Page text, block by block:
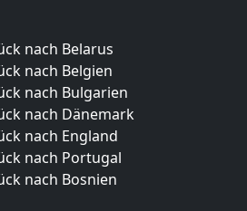
nach Belarus
nach Belgien
nach Bulgarien
nach Dänemark
nach England
nach Portugal
nach Bosnien